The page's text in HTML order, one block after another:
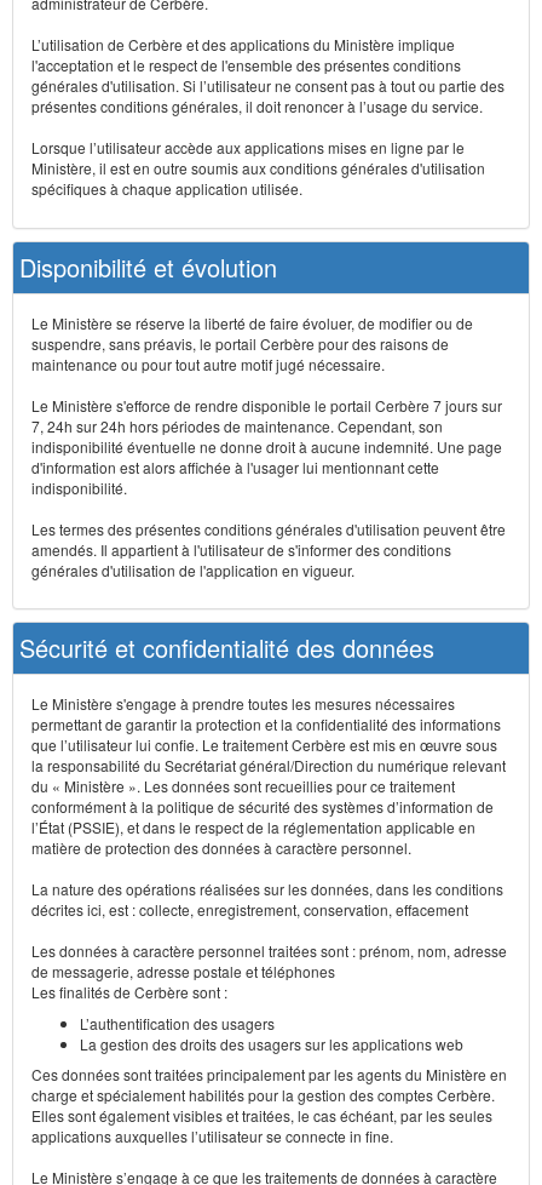
L’utilisation de Cerbère et des applications du Ministère implique
l'acceptation et le respect de l'ensemble des présentes conditions
générales d'utilisation. Si l’utilisateur ne consent pas à tout ou partie des
présentes conditions générales, il doit renoncer à l’usage du service.
Lorsque l’utilisateur accède aux applications mises en ligne par le
Ministère, il est en outre soumis aux conditions générales d'utilisation
spécifiques à chaque application utilisée.
Disponibilité et évolution
Le Ministère se réserve la liberté de faire évoluer, de modifier ou de
suspendre, sans préavis, le portail Cerbère pour des raisons de
maintenance ou pour tout autre motif jugé nécessaire.
Le Ministère s'efforce de rendre disponible le portail Cerbère 7 jours sur
7, 24h sur 24h hors périodes de maintenance. Cependant, son
indisponibilité éventuelle ne donne droit à aucune indemnité. Une page
d'information est alors affichée à l'usager lui mentionnant cette
indisponibilité.
Les termes des présentes conditions générales d'utilisation peuvent être
amendés. Il appartient à l'utilisateur de s'informer des conditions
générales d'utilisation de l'application en vigueur.
Sécurité et confidentialité des données
Le Ministère s'engage à prendre toutes les mesures nécessaires
permettant de garantir la protection et la confidentialité des informations
que l’utilisateur lui confie. Le traitement Cerbère est mis en œuvre sous
la responsabilité du Secrétariat général/Direction du numérique relevant
du « Ministère ». Les données sont recueillies pour ce traitement
conformément à la politique de sécurité des systèmes d’information de
l’État (PSSIE), et dans le respect de la réglementation applicable en
matière de protection des données à caractère personnel.
La nature des opérations réalisées sur les données, dans les conditions
décrites ici, est : collecte, enregistrement, conservation, effacement
Les données à caractère personnel traitées sont : prénom, nom, adresse
de messagerie, adresse postale et téléphones
Les finalités de Cerbère sont :
L’authentification des usagers
La gestion des droits des usagers sur les applications web
Ces données sont traitées principalement par les agents du Ministère en
charge et spécialement habilités pour la gestion des comptes Cerbère.
Elles sont également visibles et traitées, le cas échéant, par les seules
applications auxquelles l’utilisateur se connecte in fine.
Le Ministère s’engage à ce que les traitements de données à caractère